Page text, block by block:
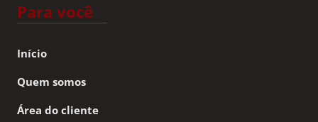
Para você
Início
Quem somos
Área do cliente